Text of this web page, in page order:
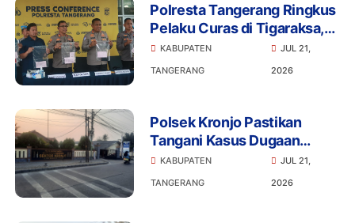
Polresta Tangerang Ringkus
Pelaku Curas di Tigaraksa,
Penadah Motor Hasil
Rampasan Diburu
KABUPATEN
TANGERANG
JUL 21,
2026
Polsek Kronjo Pastikan
Tangani Kasus Dugaan
Penganiayaan Secara
Profesional dan Objektif
KABUPATEN
TANGERANG
JUL 21,
2026